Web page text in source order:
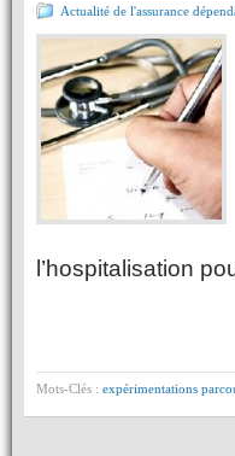
Actualité de l'assurance
l’hospitalisation
Mots-Clés : expérimentations